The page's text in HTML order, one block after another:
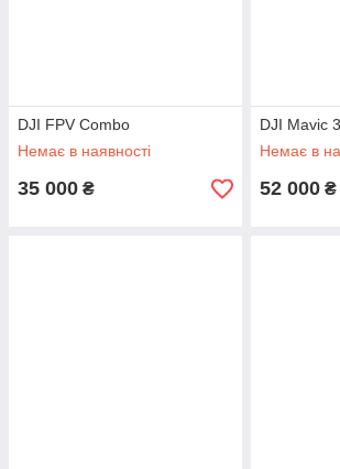
DJI FPV Combo
Немає в наявності
35 000 ₴
DJI Mavic
Немає в
52 000 ₴